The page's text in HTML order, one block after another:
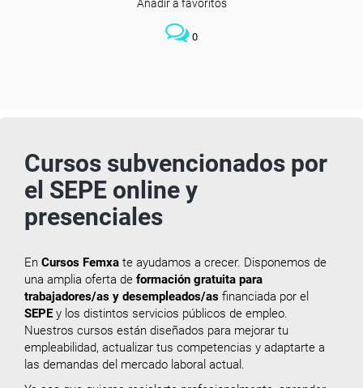
Añadir a favoritos
0
Cursos subvencionados por
el SEPE online y
presenciales
En Cursos Femxa te ayudamos a crecer. Disponemos de
una amplia oferta de formación gratuita para
trabajadores/as y desempleados/as financiada por el
SEPE y los distintos servicios públicos de empleo.
Nuestros cursos están diseñados para mejorar tu
empleabilidad, actualizar tus competencias y adaptarte a
las demandas del mercado laboral actual.